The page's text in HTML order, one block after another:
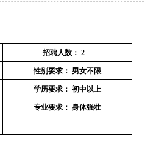
招聘人数： 2
性别要求： 男女不限
学历要求： 初中以上
专业要求： 身体强壮